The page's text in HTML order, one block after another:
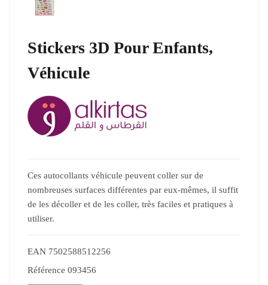
Stickers 3D Pour Enfants,
Véhicule
Ces autocollants véhicule peuvent coller sur de
nombreuses surfaces différentes par eux-mêmes, il suffit
de les décoller et de les coller, très faciles et pratiques à
utiliser.
EAN 7502588512256
Référence 093456